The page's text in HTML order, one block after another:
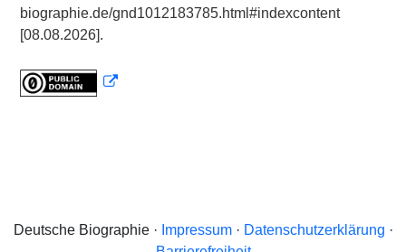
biographie.de/gnd1012183785.html#indexcontent
[08.08.2026].
Deutsche Biographie · Impressum· Datenschutzerklärung ·